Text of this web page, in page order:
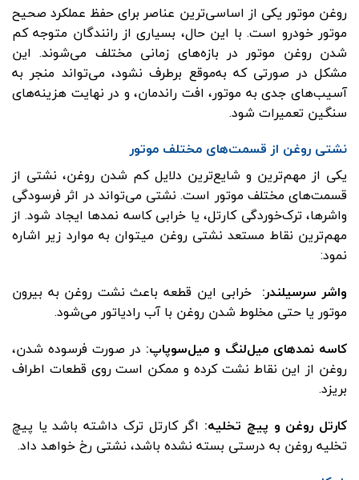
روغن موتور یکی از اساسی‌ترین عناصر برای حفظ عملکرد صحیح
موتور خودرو است. با این حال، بسیاری از رانندگان متوجه کم
شدن روغن موتور در بازه‌های زمانی مختلف می‌شوند. این
مشکل در صورتی که به‌موقع برطرف نشود، می‌تواند منجر به
آسیب‌های جدی به موتور، افت راندمان، و در نهایت هزینه‌های
سنگین تعمیرات شود.
نشتی روغن از قسمت‌های مختلف موتور
یکی از مهم‌ترین و شایع‌ترین دلایل کم شدن روغن، نشتی از
قسمت‌های مختلف موتور است. نشتی می‌تواند در اثر فرسودگی
واشرها، ترک‌خوردگی کارتل، یا خرابی کاسه نمدها ایجاد شود. از
مهم‌ترین نقاط مستعد نشتی روغن میتوان به موارد زیر اشاره
نمود:
واشر سرسیلندر: خرابی این قطعه باعث نشت روغن به بیرون
موتور یا حتی مخلوط شدن روغن با آب رادیاتور می‌شود.
کاسه نمدهای میل‌لنگ و میل‌سوپاپ: در صورت فرسوده شدن،
روغن از این نقاط نشت کرده و ممکن است روی قطعات اطراف
بریزد.
کارتل روغن و پیچ تخلیه: اگر کارتل ترک داشته باشد یا پیچ
تخلیه روغن به درستی بسته نشده باشد، نشتی رخ خواهد داد.